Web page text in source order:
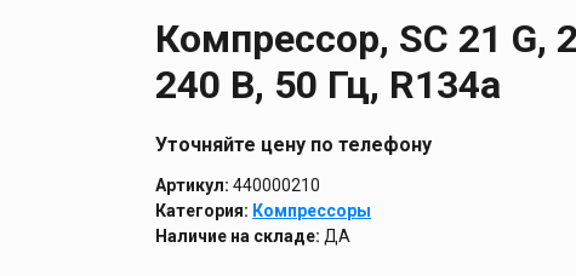
Компрессор, SC 21 G,
240 В, 50 Гц, R134a
Уточняйте цену по телефону
Артикул: 440000210
Категория: Компрессоры
Наличие на складе: ДА